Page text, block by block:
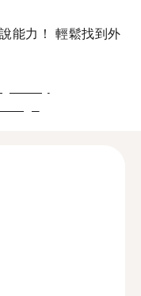
能力！ 輕鬆找到外